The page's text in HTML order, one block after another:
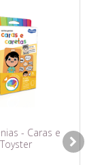
- Caras e